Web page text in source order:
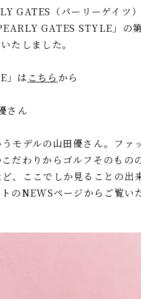
GATES（パーリーゲイツ
GATES STYLE」の
たしました。
」は こちら から
さん
モデルの山田優さん。ファ
だわりからゴルフそのもの
、ここでしか見ることの出
のNEWSページからご覧い